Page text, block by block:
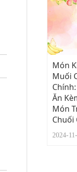
Món
Muối
Ăn
Món
Chuối
2024-